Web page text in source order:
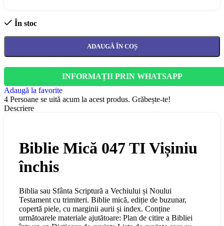
În stoc
ADAUGĂ ÎN COȘ
INFORMAȚII PRIN WHATSAPP
Adaugă la favorite
4 Persoane se uită acum la acest produs. Grăbește-te!
Descriere
Biblie Mică 047 TI Vișiniu
închis
Biblia sau Sfânta Scriptură a Vechiului și Noului
Testament cu trimiteri. Biblie mică, ediție de buzunar,
copertă piele, cu marginii aurii și index. Conține
următoarele materiale ajutătoare: Plan de citire a Bibliei